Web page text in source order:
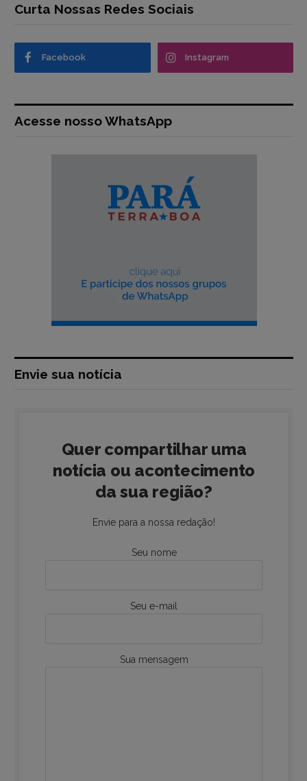
Curta Nossas Redes Sociais
Facebook Instagram
Acesse nosso WhatsApp
Envie sua notícia
Quer compartilhar uma
notícia ou acontecimento
da sua região?
Envie para a nossa redação!
Seu nome
Seu e-mail
Sua mensagem